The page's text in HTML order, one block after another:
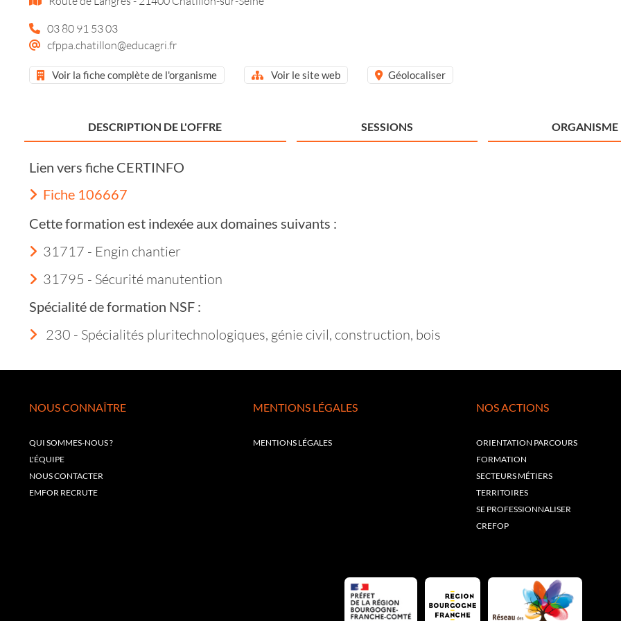
03 80 91 53 03
cfppa.chatillon@educagri.fr
Voir la fiche complète de l'organisme Voir le site web Géolocaliser
DESCRIPTION DE L'OFFRE SESSIONS ORGANISME
Lien vers fiche CERTINFO
Fiche 106667
Cette formation est indexée aux domaines suivants :
31717 - Engin chantier
31795 - Sécurité manutention
Spécialité de formation NSF :
230 - Spécialités pluritechnologiques, génie civil, construction, bois
NOUS CONNAÎTRE
QUI SOMMES-NOUS ?
L'ÉQUIPE
NOUS CONTACTER
EMFOR RECRUTE
MENTIONS LÉGALES
MENTIONS LÉGALES
NOS ACTIONS
ORIENTATION PARCOURS
FORMATION
SECTEURS MÉTIERS
TERRITOIRES
SE PROFESSIONNALISER
CREFOP